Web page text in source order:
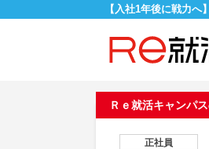
【入社1年後に戦力
Ｒｅ就活キャンパ
正社員